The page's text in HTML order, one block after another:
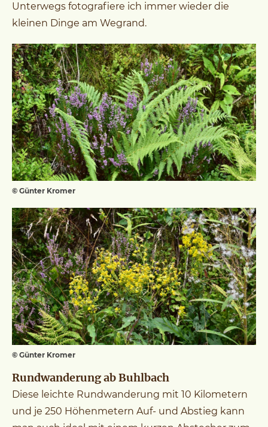
Unterwegs fotografiere ich immer wieder die
kleinen Dinge am Wegrand.
© Günter Kromer
© Günter Kromer
Rundwanderung ab Buhlbach
Diese leichte Rundwanderung mit 10 Kilometern
und je 250 Höhenmetern Auf- und Abstieg kann